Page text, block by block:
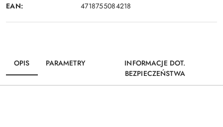
EAN: 4718755084218
OPIS PARAMETRY
INFORMACJE DOT.
BEZPIECZEŃSTWA